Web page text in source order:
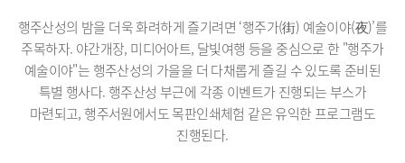
행주산성의 밤을 더욱 화려하게 즐기려면 ‘행주가(街) 예술이야(夜)’를
주목하자. 야간개장, 미디어아트, 달빛여행 등을 중심으로 한 "행주가
예술이야"는 행주산성의 가을을 더 다채롭게 즐길 수 있도록 준비된
특별 행사다. 행주산성 부근에 각종 이벤트가 진행되는 부스가
마련되고, 행주서원에서도 목판인쇄체험 같은 유익한 프로그램도
진행된다.